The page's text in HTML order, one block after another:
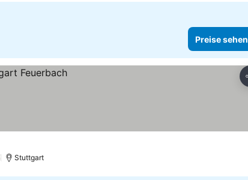
Preise sehen
Stuttgart